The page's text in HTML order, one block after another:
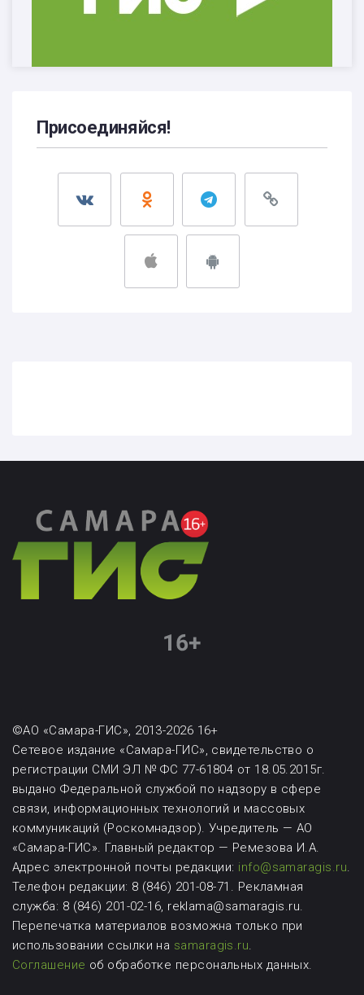
Присоединяйся!
©АО «Самара-ГИС», 2013-2026 16+
Сетевое издание «Самара-ГИС», свидетельство о
регистрации СМИ ЭЛ № ФС 77-61804 от 18.05.2015г.
выдано Федеральной службой по надзору в сфере
связи, информационных технологий и массовых
коммуникаций (Роскомнадзор). Учредитель — АО
«Самара-ГИС». Главный редактор — Ремезова И.А.
Адрес электронной почты редакции: info@samaragis.ru.
Телефон редакции: 8 (846) 201-08-71. Рекламная
служба: 8 (846) 201-02-16, reklama@samaragis.ru.
Перепечатка материалов возможнатолько при
использовании ссылки на samaragis.ru.
Соглашение об обработке персональных данных.